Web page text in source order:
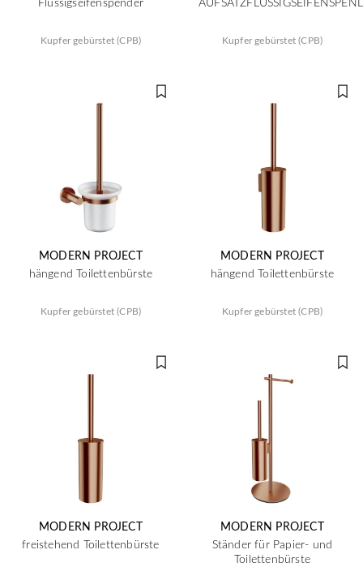
Kupfer gebürstet (CPB) Kupfer gebürstet (CPB)
MODERN PROJECT
hängend Toilettenbürste
Kupfer gebürstet (CPB)
MODERN PROJECT
hängend Toilettenbürste
Kupfer gebürstet (CPB)
MODERN PROJECT
freistehend Toilettenbürste
MODERN PROJECT
Ständer für Papier- und
Toilettenbürste